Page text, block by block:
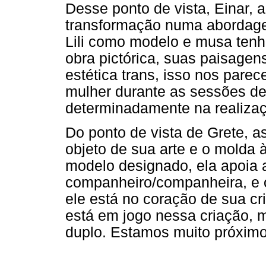
Desse ponto de vista, Einar,
transformação numa
Lili como modelo e musa
obra pictórica, suas
estética trans, isso nos
mulher durante as sessões
determinadamente na
Do ponto de vista de Grete,
objeto de sua arte e o molda
modelo designado, ela apoia
companheiro/companheira,
ele está no coração de sua
está em jogo nessa criação,
duplo. Estamos muito